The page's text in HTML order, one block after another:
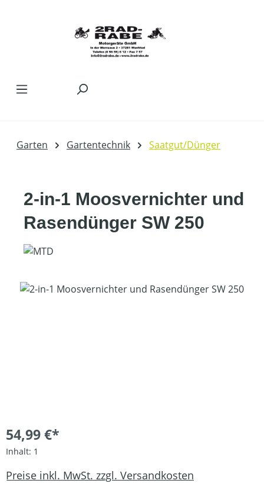
Garten Gartentechnik Saatgut/Dünger
2-in-1 Moosvernichter und
Rasendünger SW 250
Bildergalerie überspringen
54,99 €*
Inhalt: 1
Preise inkl. MwSt. zzgl. Versandkosten